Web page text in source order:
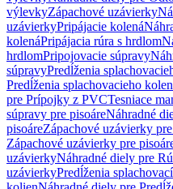
výlevkyZápachové uzávierky
uzávierkyPripájacie kolená
kolenáPripájacia rúra s hrdlom
hrdlomPripojovacie súpravy
súpravyPredĺženia
Predĺženia splachovacieho
pre Prípojky z PVCTesniace
súpravy pre pisoáreNáhradné
pisoáreZápachové uzávierky
Zápachové uzávierky pre
uzávierkyNáhradné diely pre
uzávierkyPredĺženia